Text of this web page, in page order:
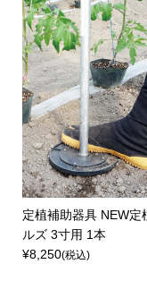
定植補助器具 NEW定
ルズ 3寸用 1本
¥8,250(税込)